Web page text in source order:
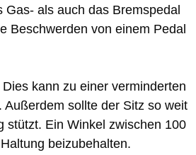
als auch das Bremspedal
Beschwerden von einem Pedal
kann zu einer verminderten
sollte der Sitz so weit
stützt. Ein Winkel zwischen 100
beizubehalten.